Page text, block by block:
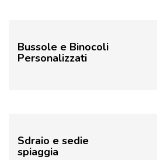
Bussole e Binocoli
Personalizzati
Sdraio e sedie
spiaggia